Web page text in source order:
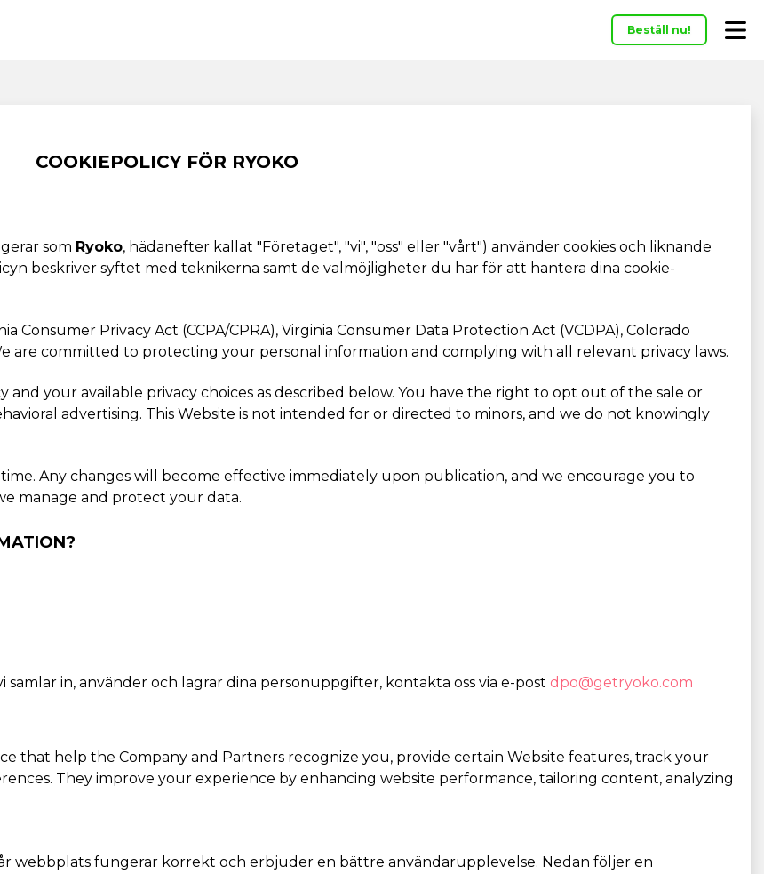
Beställ nu!
COOKIEPOLICY FÖR RYOKO
som Ryoko, hädanefter kallat "Företaget", "vi", "oss" eller "vårt") använder cookies och liknande
beskriver syftet med teknikerna samt de valmöjligheter du har för att hantera dina cookie-
Consumer Privacy Act (CCPA/CPRA), Virginia Consumer Data Protection Act (VCDPA), Colorado
are committed to protecting your personal information and complying with all relevant privacy laws.
and your available privacy choices as described below. You have the right to opt out of the sale or
advertising. This Website is not intended for or directed to minors, and we do not knowingly
Any changes will become effective immediately upon publication, and we encourage you to
manage and protect your data.
in, använder och lagrar dina personuppgifter, kontakta oss via e-post dpo@getryoko.com
that help the Company and Partners recognize you, provide certain Website features, track your
They improve your experience by enhancing website performance, tailoring content, analyzing
webbplats fungerar korrekt och erbjuder en bättre användarupplevelse. Nedan följer en